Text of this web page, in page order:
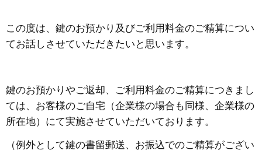
この度は、鍵のお預かり及びご利用料金のご精算につい
てお話しさせていただきたいと思います。
鍵のお預かりやご返却、ご利用料金のご精算につきまし
ては、お客様のご自宅（企業様の場合も同様、企業様の
所在地）にて実施させていただいております。
（例外として鍵の書留郵送、お振込でのご精算がござい